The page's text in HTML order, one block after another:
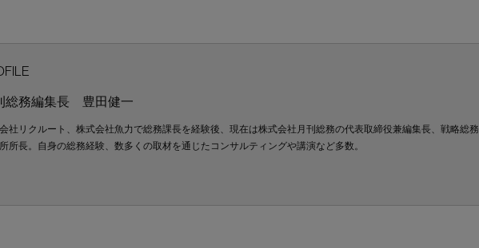
総務編集長 豊田健一
社リクルート、株式会社魚力で総務課長を経験後、現在は株式会社月刊総務の代表取締役兼編集長、戦略総務
所長。自身の総務経験、数多くの取材を通じたコンサルティングや講演など多数。